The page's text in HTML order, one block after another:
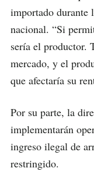
importado durante
nacional. “Si
sería el productor.
mercado, y el
que afectaría su
Por su parte, la
implementarán
ingreso ilegal de
restringido.